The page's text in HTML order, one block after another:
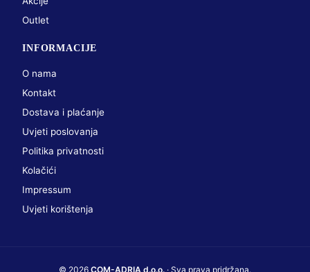
Outlet
INFORMACIJE
O nama
Kontakt
Dostava i plaćanje
Uvjeti poslovanja
Politika privatnosti
Kolačići
Impressum
Uvjeti korištenja
© 2026 COM-ADRIA d.o.o. · Sva prava pridržana.